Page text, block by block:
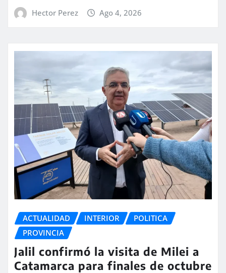
Hector Perez Ago 4, 2026
ACTUALIDAD INTERIOR
POLITICA
PROVINCIA
Jalil confirmó la visita de Milei a
Catamarca para finales de octubre